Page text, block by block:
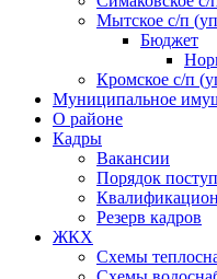
Мытское с/п
Бюджет
Кромское с/п
Муниципальное
О районе
Кадры
Вакансии
Порядок
Резерв кадров
ЖКХ
Схемы